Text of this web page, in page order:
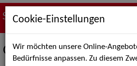
Suche nach Künstler*innen
Oli Materlik
Cookie-Einstellungen
Wir möchten unsere Online-
Bedürfnisse anpassen. Zu diesem